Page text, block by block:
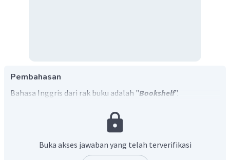
Pembahasan
Bahasa Inggris dari rak buku adalah "Bookshelf".
Buka akses jawaban yang telah terverifikasi